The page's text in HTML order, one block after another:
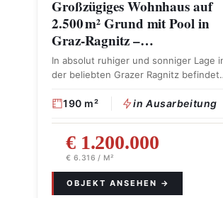
Großzügiges Wohnhaus auf
2.500 m² Grund mit Pool in
Graz-Ragnitz –…
In absolut ruhiger und sonniger Lage
der beliebten Grazer Ragnitz befindet
190 m² in Ausarbeitung
€ 1.200.000
€ 6.316 / M²